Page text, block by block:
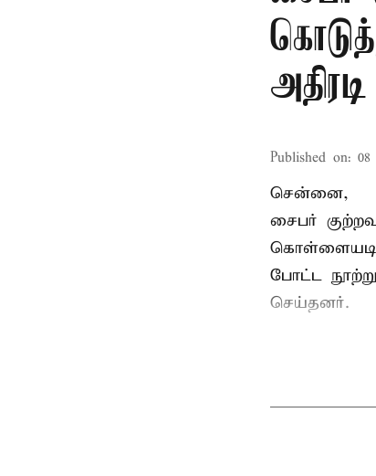
Published on: 08
சென்னை,
சைபர்
போட்ட
செய்தனர்.